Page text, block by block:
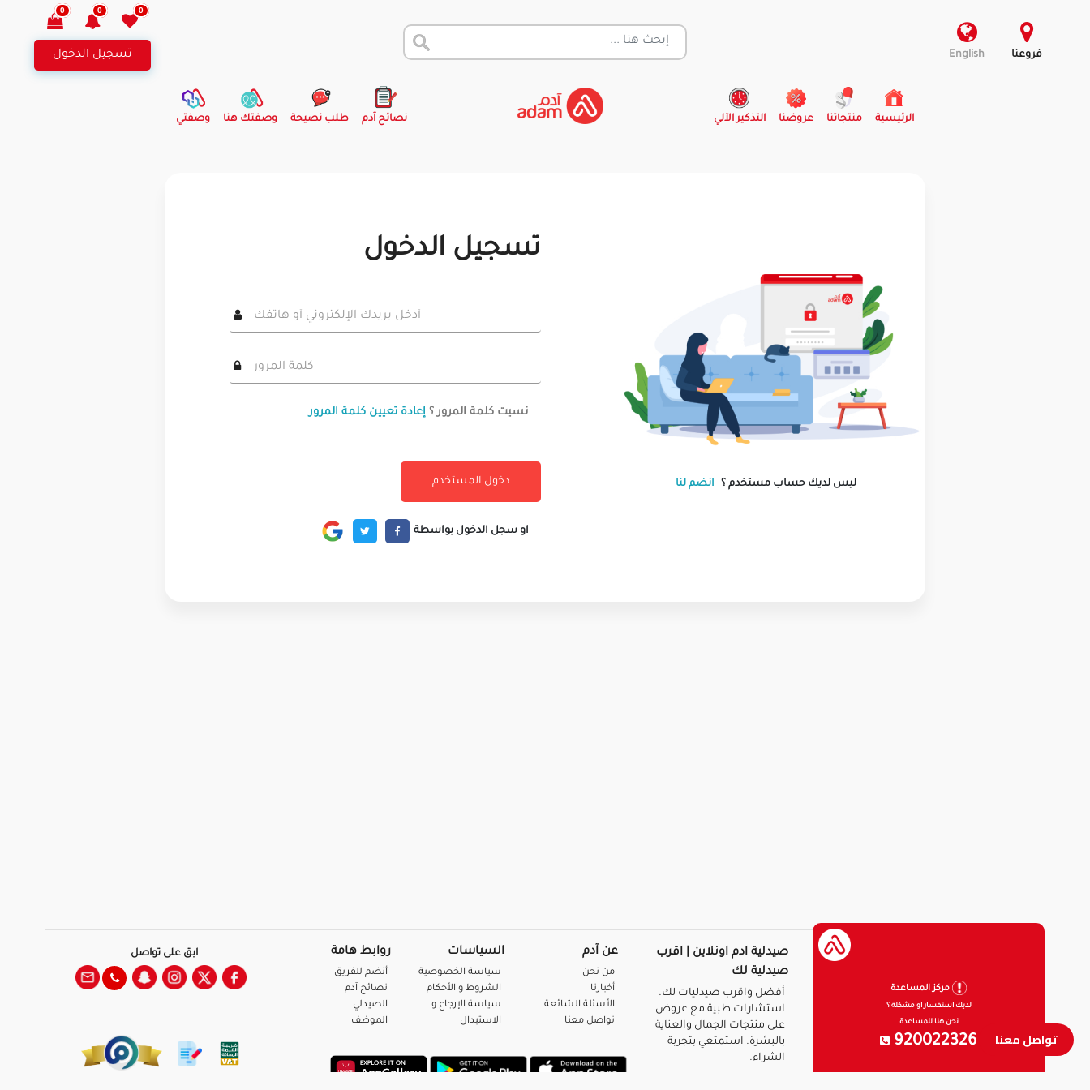
فروعنا English
0
0
0
تسجيل الدخول
الرئيسية
(current) منتجاتنا عروضنا التذكير الآلي نصائح آدم طلب نصيحة وصفتك هنا وصفتي
ليس لديك حساب مستخدم ؟ انضم لنا
تسجيل الدخول
نسيت كلمة المرور ؟ إعادة تعيين كلمة المرور
او سجل الدخول بواسطة
تواصل معنا
مركز المساعدة
لديك استفسار او مشكلة ؟
نحن هنا للمساعدة
920022326
صيدلية ادم اونلاين | اقرب
صيدلية لك
أفضل واقرب صيدليات لك.
استشارات طبية مع عروض
على منتجات الجمال والعناية
بالبشرة. استمتعي بتجربة
الشراء.
عن آدم
من نحن
أخبارنا
الأسئلة الشائعة
تواصل معنا
السياسات
سياسة الخصوصية
الشروط و الأحكام
سياسة الإرجاع و
الاستبدال
روابط هامة
أنضم للفريق
نصائح آدم
الصيدلي
الموظف
ابق على تواصل